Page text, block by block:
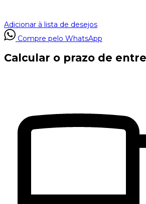
Adicionar à lista de desejos
Compre pelo WhatsApp
Calcular o prazo de